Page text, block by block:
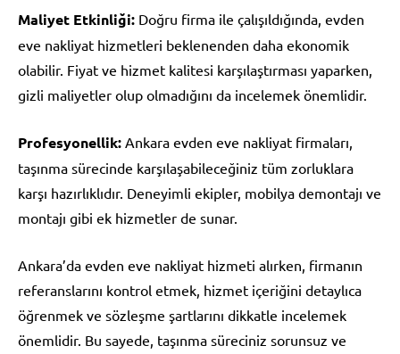
Maliyet Etkinliği: Doğru firma ile çalışıldığında, evden
eve nakliyat hizmetleri beklenenden daha ekonomik
olabilir. Fiyat ve hizmet kalitesi karşılaştırması yaparken,
gizli maliyetler olup olmadığını da incelemek önemlidir.
Profesyonellik: Ankara evden eve nakliyat firmaları,
taşınma sürecinde karşılaşabileceğiniz tüm zorluklara
karşı hazırlıklıdır. Deneyimli ekipler, mobilya demontajı ve
montajı gibi ek hizmetler de sunar.
Ankara’da evden eve nakliyat hizmeti alırken, firmanın
referanslarını kontrol etmek, hizmet içeriğini detaylıca
öğrenmek ve sözleşme şartlarını dikkatle incelemek
önemlidir. Bu sayede, taşınma süreciniz sorunsuz ve